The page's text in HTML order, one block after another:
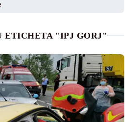
ETICHETA "IPJ GORJ"